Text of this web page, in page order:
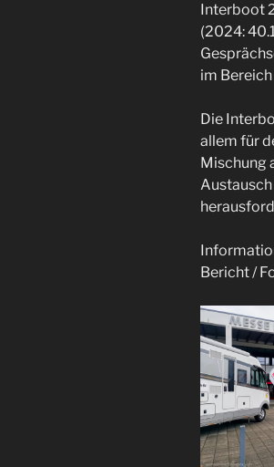
Interboot
(2024:
im
Die
allem für
Mischung
Bericht /